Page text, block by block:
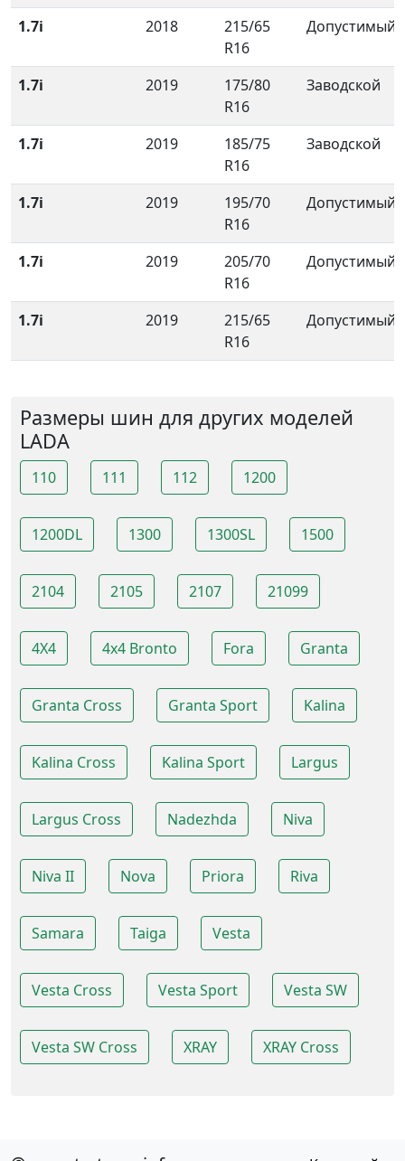
1.7i 2018
215/65
R16
Допустимый
1.7i 2019
175/80
R16
Заводской
1.7i 2019
185/75
R16
Заводской
1.7i 2019
195/70
R16
Допустимый
1.7i 2019
205/70
R16
Допустимый
1.7i 2019
215/65
R16
Допустимый
Размеры шин для других моделей
LADA
110 111 112 1200
1200DL 1300 1300SL 1500
2104 2105 2107 21099
4X4 4x4 Bronto Fora Granta
Granta Cross Granta Sport Kalina
Kalina Cross Kalina Sport Largus
Largus Cross Nadezhda Niva
Niva II Nova Priora Riva
Samara Taiga Vesta
Vesta Cross Vesta Sport Vesta SW
Vesta SW Cross XRAY XRAY Cross